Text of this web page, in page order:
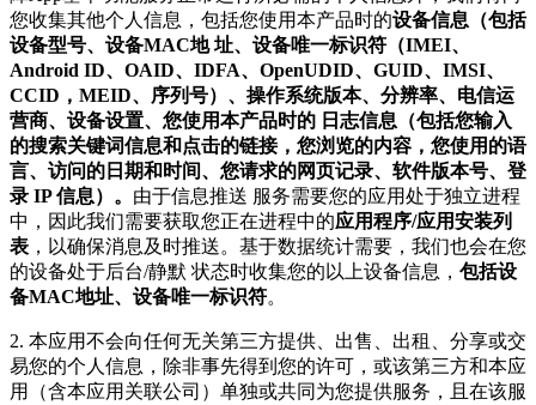
您收集其他个人信息，包括您使用本产品时的设备信息（包括
设备型号、设备MAC地 址、设备唯一标识符（IMEI、
Android ID、OAID、IDFA、OpenUDID、GUID、IMSI、
CCID，MEID、序列号）、操作系统版本、分辨率、电信运
营商、设备设置、您使用本产品时的 日志信息（包括您输入
的搜索关键词信息和点击的链接，您浏览的内容，您使用的语
言、访问的日期和时间、您请求的网页记录、软件版本号、登
录 IP 信息）。 由于信息推送 服务需要您的应用处于独立进程
中，因此我们需要获取您正在进程中的应用程序/应用安装列
表 ，以确保消息及时推送。基于数据统计需要，我们也会在您
的设备处于后台/静默 状态时收集您的以上设备信息， 包括设
备MAC地址、设备唯一标识符。
2. 本应用不会向任何无关第三方提供、出售、出租、分享或交
易您的个人信息，除非事先得到您的许可，或该第三方和本应
用（含本应用关联公司）单独或共同为您提供服务，且在该服